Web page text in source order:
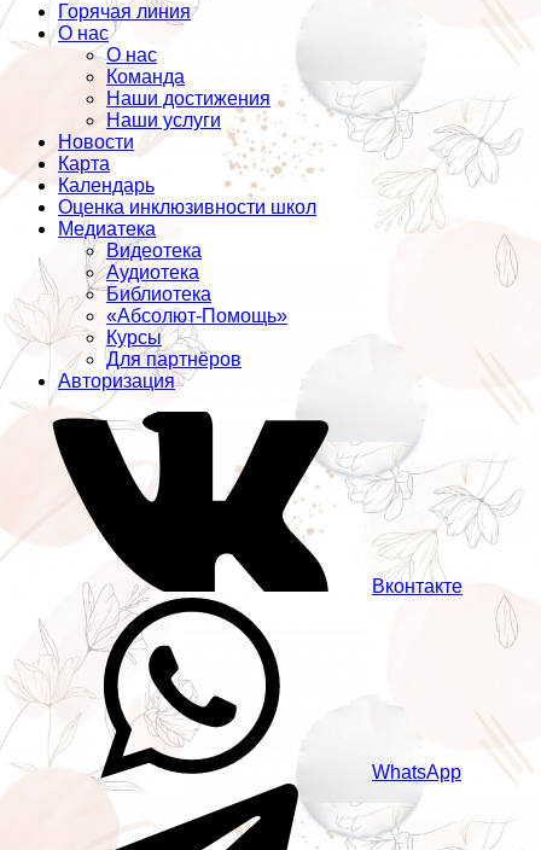
Горячая линия
О нас
О нас
Команда
Наши достижения
Наши услуги
Новости
Карта
Календарь
Оценка инклюзивности школ
Медиатека
Видеотека
Аудиотека
Библиотека
«Абсолют-Помощь»
Курсы
Для партнёров
Авторизация
Вконтакте
WhatsApp